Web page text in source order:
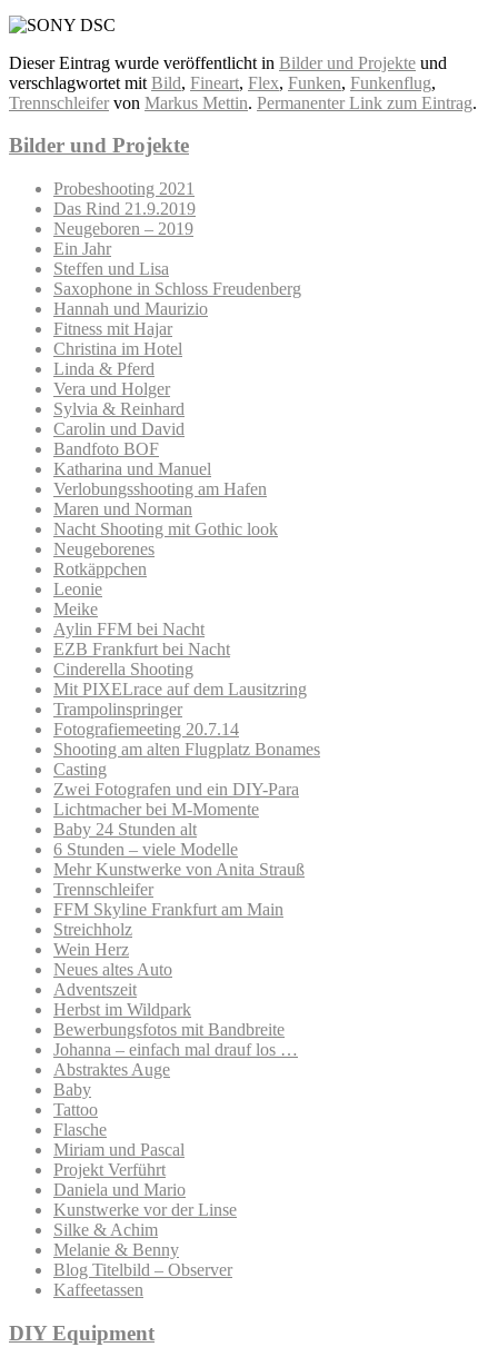
Dieser Eintrag wurde veröffentlicht in Bilder und Projekte und
verschlagwortet mit Bild, Fineart, Flex, Funken, Funkenflug,
Trennschleifer von Markus Mettin. Permanenter Link zum Eintrag.
Bilder und Projekte
Probeshooting 2021
Das Rind 21.9.2019
Neugeboren – 2019
Ein Jahr
Steffen und Lisa
Saxophone in Schloss Freudenberg
Hannah und Maurizio
Fitness mit Hajar
Christina im Hotel
Linda & Pferd
Vera und Holger
Sylvia & Reinhard
Carolin und David
Bandfoto BOF
Katharina und Manuel
Verlobungsshooting am Hafen
Maren und Norman
Nacht Shooting mit Gothic look
Neugeborenes
Rotkäppchen
Leonie
Meike
Aylin FFM bei Nacht
EZB Frankfurt bei Nacht
Cinderella Shooting
Mit PIXELrace auf dem Lausitzring
Trampolinspringer
Fotografiemeeting 20.7.14
Shooting am alten Flugplatz Bonames
Casting
Zwei Fotografen und ein DIY-Para
Lichtmacher bei M-Momente
Baby 24 Stunden alt
6 Stunden – viele Modelle
Mehr Kunstwerke von Anita Strauß
Trennschleifer
FFM Skyline Frankfurt am Main
Streichholz
Wein Herz
Neues altes Auto
Adventszeit
Herbst im Wildpark
Bewerbungsfotos mit Bandbreite
Johanna – einfach mal drauf los …
Abstraktes Auge
Baby
Tattoo
Flasche
Miriam und Pascal
Projekt Verführt
Daniela und Mario
Kunstwerke vor der Linse
Silke & Achim
Melanie & Benny
Blog Titelbild – Observer
Kaffeetassen
DIY Equipment